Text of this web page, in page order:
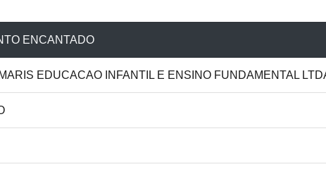
ENCANTADO
EDUCACAO INFANTIL E ENSINO FUNDAMENTAL